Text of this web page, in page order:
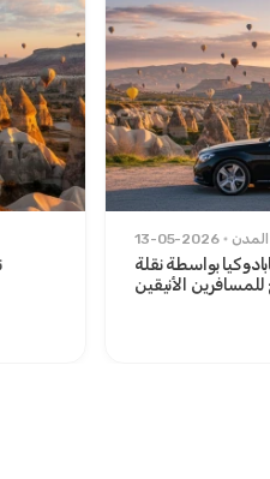
13-05-2026
بواسطة نقلة
الأنيقين